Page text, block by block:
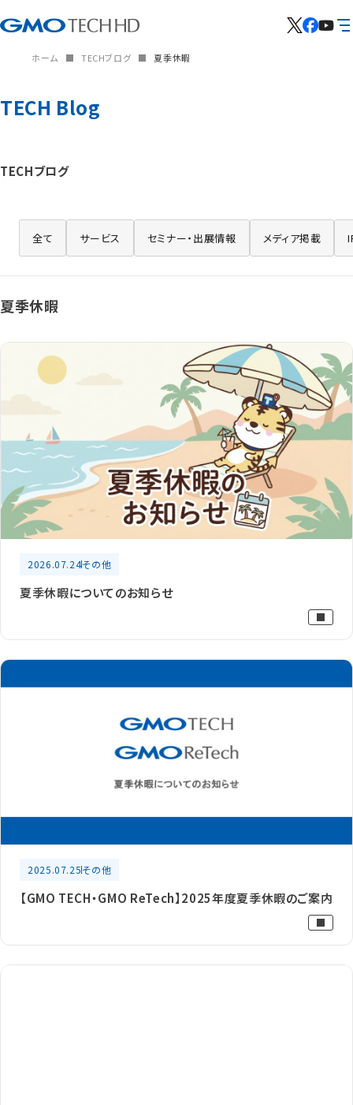
ホーム TECHブログ 夏季休暇
TECH Blog
TECHブログ
全て サービス セミナー・出展情報 メディア掲載
夏季休暇
2026.07.24その他
夏季休暇についてのお知らせ
2025.07.25その他
【GMO TECH・GMO ReTech】2025年度夏季休暇のご案内